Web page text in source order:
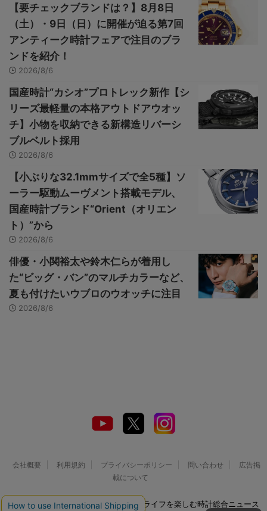
【要チェックブランドは？】8月8日
（土）・9日（日）に開催が迫る第7回
アンティーク時計フェアで注目のブラ
ンドを紹介！
2026/8/6
国産時計“カシオ”プロトレック新作【シ
リーズ最軽量の本格アウトドアウオッ
チ】小物を収納できる新構造リバーシ
ブルベルト採用
2026/8/6
【小ぶりな32.1mmサイズで全5種】ソ
ーラー駆動ムーヴメント搭載モデル、
国産時計ブランド“Orient（オリエン
ト）”から
2026/8/6
俳優・小関裕太や鈴木仁らが着用し
た“ビッグ・バン”のマルチカラーなど、
夏も付けたいウブロのウオッチに注目
2026/8/6
会社概要 利用規約 プライバシーポリシー 問い合わせ
広告掲
載について
© 2026 Watch LIFE NEWS｜ウオッチライフを楽しむ時計総合ニュース